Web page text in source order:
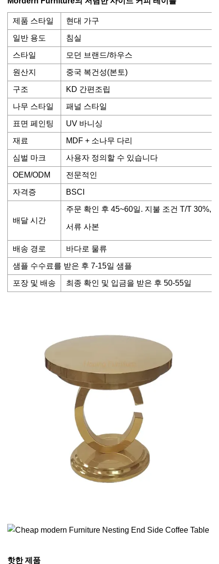
제품 스타일 현대 가구
일반 용도 침실
스타일 모던 브랜드/하우스
원산지 중국 복건성(본토)
구조 KD 간편조립
나무 스타일 패널 스타일
표면 페인팅 UV 바니싱
재료 MDF + 소나무 다리
심벌 마크 사용자 정의할 수 있습니다
OEM/ODM 전문적인
자격증 BSCI
배달 시간
주문 확인 후 45~60일. 지불 조건 T/T 30%,
서류 사본
배송 경로 바다로 물류
샘플 수수료를 받은 후 7-15일 샘플
포장 및 배송 최종 확인 및 입금을 받은 후 50-55일
핫한 제품